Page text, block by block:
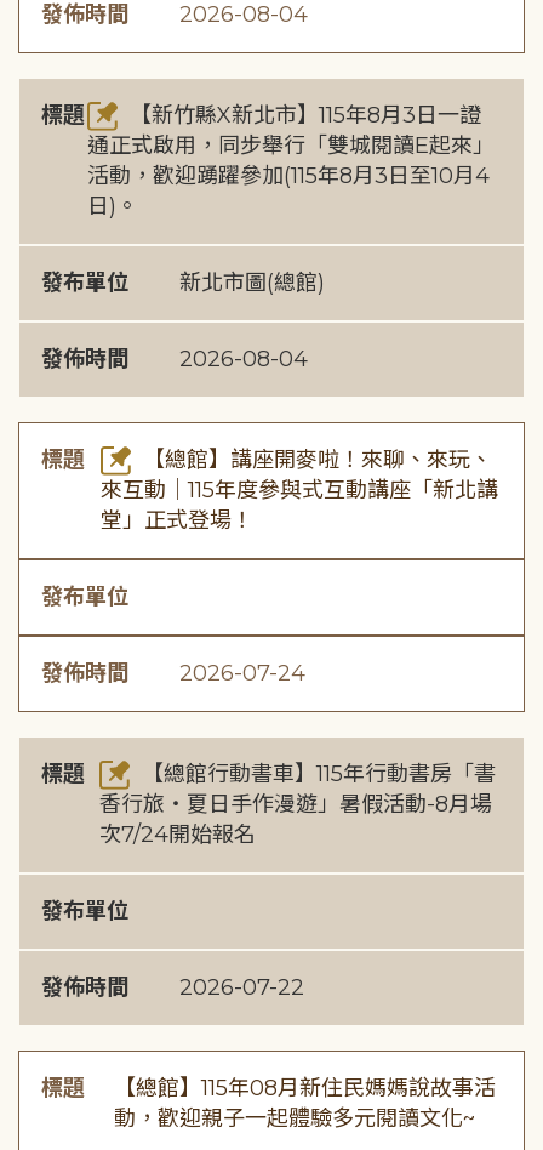
發佈時間 2026-08-04
標題
【新竹縣X新北市】115年8月3日一證
通正式啟用，同步舉行「雙城閱讀E起來」
活動，歡迎踴躍參加(115年8月3日至10月4
日)。
發布單位 新北市圖(總館)
發佈時間 2026-08-04
標題
【總館】講座開麥啦！來聊、來玩、
來互動｜115年度參與式互動講座「新北講
堂」正式登場！
發布單位
發佈時間 2026-07-24
標題
【總館行動書車】115年行動書房「書
香行旅・夏日手作漫遊」暑假活動-8月場
次7/24開始報名
發布單位
發佈時間 2026-07-22
標題
【總館】115年08月新住民媽媽說故事活
動，歡迎親子一起體驗多元閱讀文化~